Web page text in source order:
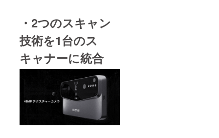
・2つのスキャン
技術を1台のス
キャナーに統合